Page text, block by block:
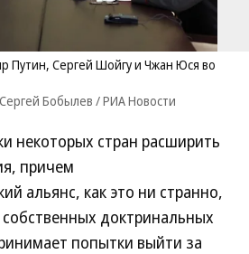
Путин, Сергей Шойгу и Чжан Юся во
Бобылев / РИА Новости
некоторых стран расширить
причем
альянс, как это ни странно,
доктринальных
попытки выйти за